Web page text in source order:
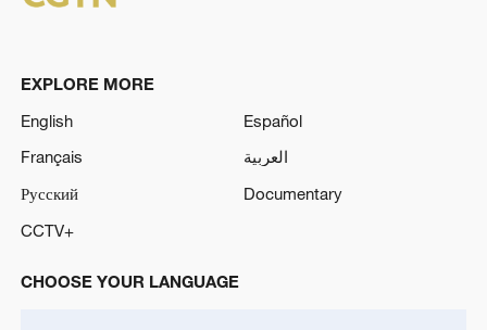
EXPLORE MORE
English
Español
Français
العربية
Русский
Documentary
CCTV+
CHOOSE YOUR LANGUAGE